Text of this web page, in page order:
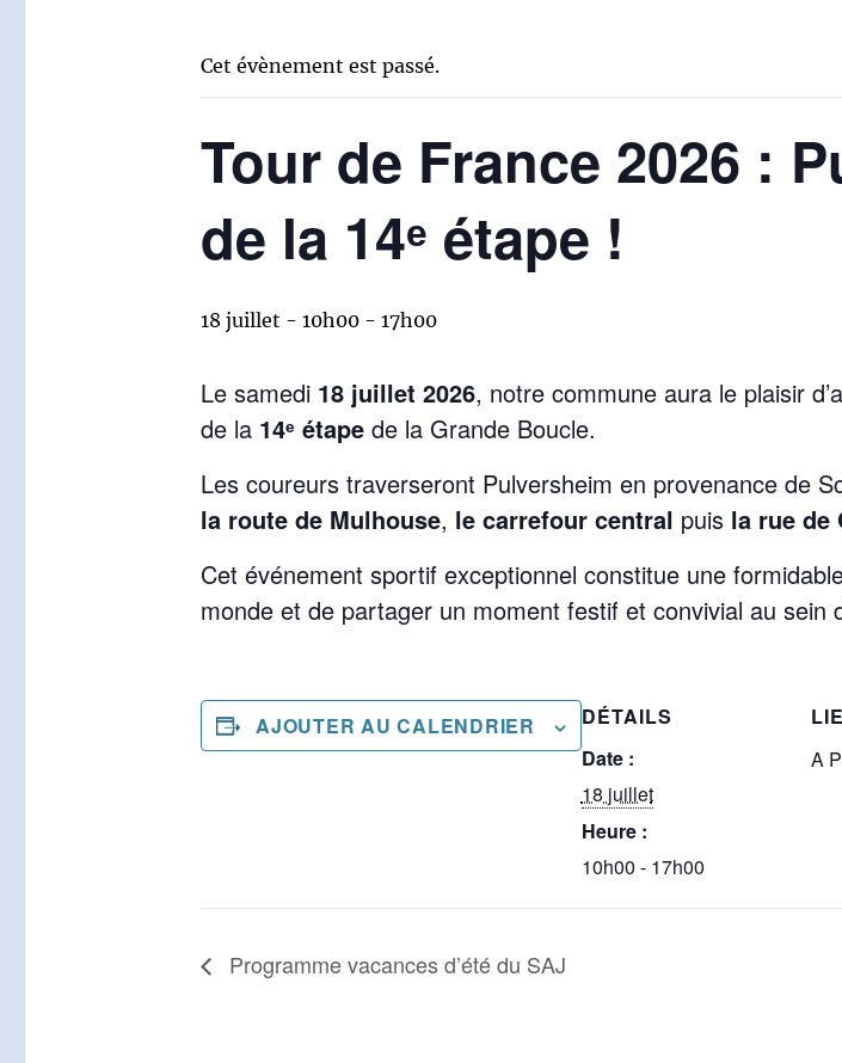
Cet évènement est passé.
Tour de France 2026 :
de la 14ᵉ étape !
18 juillet - 10h00 - 17h00
Le samedi 18 juillet 2026, notre commune aura le plaisir
de la 14ᵉ étape de la Grande Boucle.
Les coureurs traverseront Pulversheim en provenance de
la route de Mulhouse, le carrefour central puis la rue de
Cet événement sportif exceptionnel constitue une
monde et de partager un moment festif et convivial au sein
AJOUTER AU CALENDRIER
DÉTAILS
Date :
18 juillet
Heure :
10h00 - 17h00
A
Programme vacances d’été du SAJ